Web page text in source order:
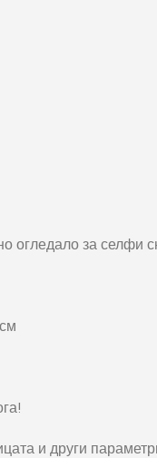
огледало за селфи
и други